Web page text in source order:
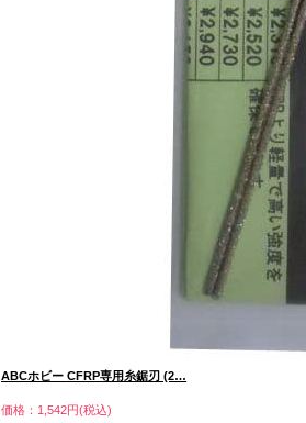
ABCホビー CFRP専用糸鋸刃 (2…
価格：1,542円(税込)